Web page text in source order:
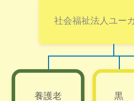
社会福祉法人ユー
養護老 黒